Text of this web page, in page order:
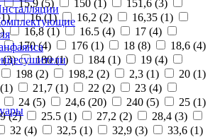
15,9 (5) 150 (1 ) 151,6 (3)
1) 16 (1) 16,2 (2) 16,35 (1)
) 16,8 (1) 16.5 (4) 17 (4)
170 (4) 176 (1) 18 (8) 18,6 (4)
(3) 180 (1) 184 (1) 19 (4)
198 (2) 198,2 (2) 2,3 (1) 20 (1)
1) 21,7 (1) 22 (2) 23 (4)
24 (5) 24,6 (20) 240 (5) 25 (1)
(2) 25.5 (1) 27,2 (2) 28,4 (3)
32 (4) 32,5 (1) 32,9 (3) 33,6 (1)